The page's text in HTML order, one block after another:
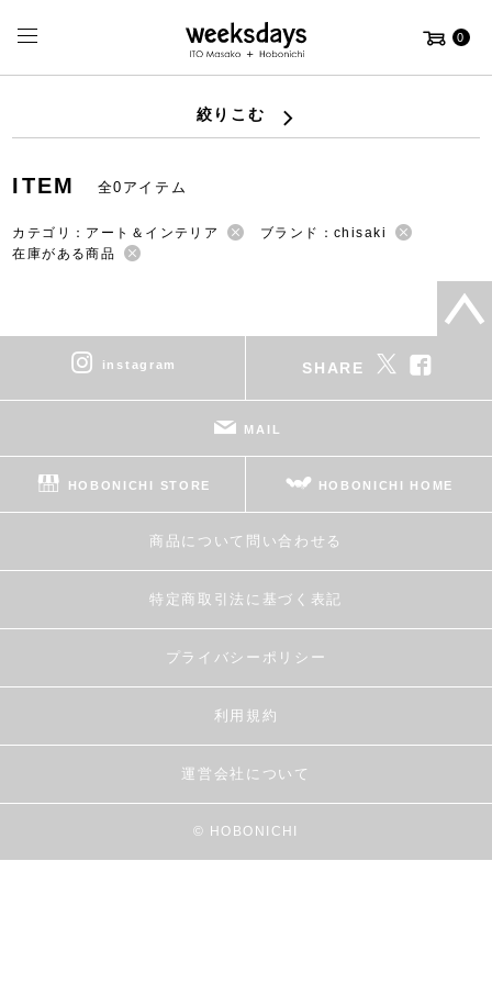
0
絞りこむ
ITEM 全0アイテム
カテゴリ：アート＆インテリア
ブランド：chisaki
在庫がある商品
instagram SHARE
MAIL
HOBONICHI STORE HOBONICHI HOME
商品について問い合わせる
特定商取引法に基づく表記
プライバシーポリシー
利用規約
運営会社について
© HOBONICHI